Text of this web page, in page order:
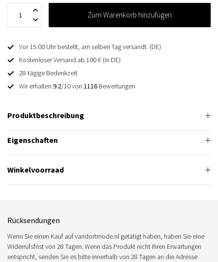
Zum Warenkorb hinzufügen
Vor 15:00 Uhr bestellt, am selben Tag versandt. (DE)
Kostenloser Versand ab 100 € (in DE)
28-tägige Bedenkzeit
Wir erhalten 9.2/10 von 1116 Bewertungen
Produktbeschreibung
Eigenschaften
Winkelvoorraad
Rücksendungen
Wenn Sie einen Kauf auf vandortmode.nl getätigt haben, haben Sie eine
Widerrufsfrist von 28 Tagen. Wenn das Produkt nicht Ihren Erwartungen
entspricht, senden Sie es bitte innerhalb von 28 Tagen an die Adresse